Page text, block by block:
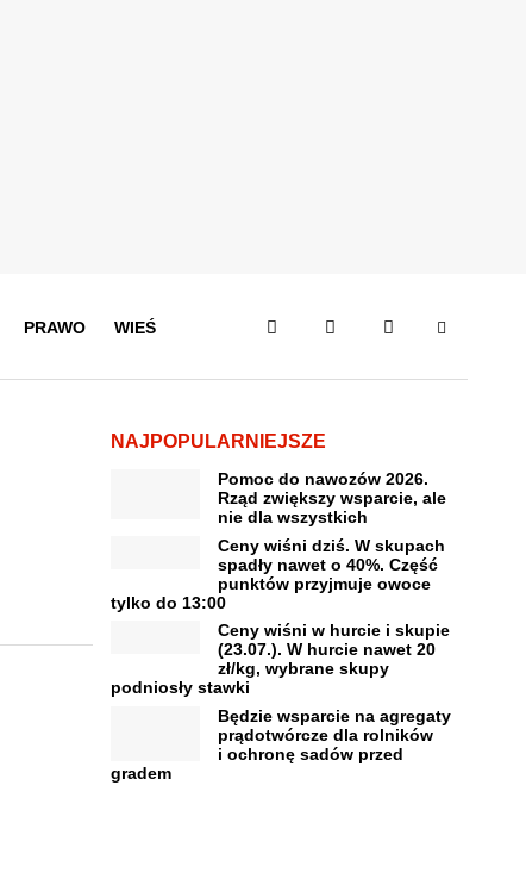
PRAWO WIEŚ
NAJPOPULARNIEJSZE
Pomoc do nawozów 2026.
Rząd zwiększy wsparcie, ale
nie dla wszystkich
Ceny wiśni dziś. W skupach
spadły nawet o 40%. Część
punktów przyjmuje owoce
tylko do 13:00
Ceny wiśni w hurcie i skupie
(23.07.). W hurcie nawet 20
zł/kg, wybrane skupy
podniosły stawki
Będzie wsparcie na agregaty
prądotwórcze dla rolników
i ochronę sadów przed
gradem